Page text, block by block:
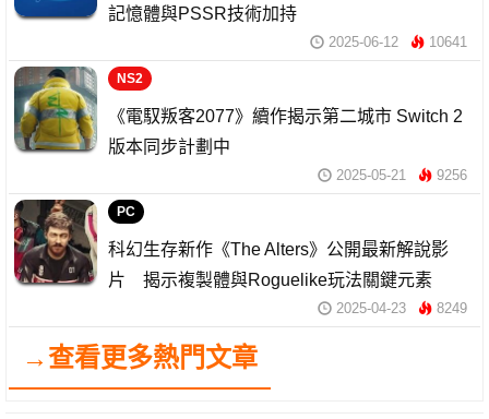
記憶體與PSSR技術加持
2025-06-12 10641
NS2
《電馭叛客2077》續作揭示第二城市 Switch 2
版本同步計劃中
2025-05-21 9256
PC
科幻生存新作《The Alters》公開最新解說影
片 揭示複製體與Roguelike玩法關鍵元素
2025-04-23 8249
→查看更多熱門文章